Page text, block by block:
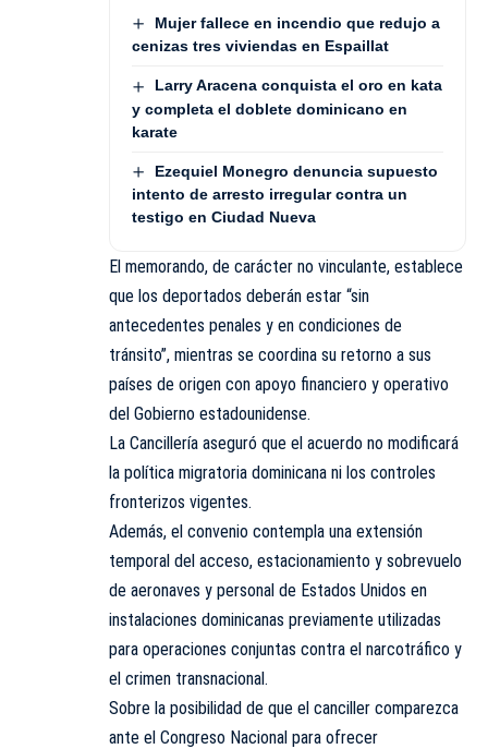
Mujer fallece en incendio que redujo a
cenizas tres viviendas en Espaillat
Larry Aracena conquista el oro en kata
y completa el doblete dominicano en
karate
Ezequiel Monegro denuncia supuesto
intento de arresto irregular contra un
testigo en Ciudad Nueva
El memorando, de carácter no vinculante, establece
que los deportados deberán estar “sin
antecedentes penales y en condiciones de
tránsito”, mientras se coordina su retorno a sus
países de origen con apoyo financiero y operativo
del Gobierno estadounidense.
La Cancillería aseguró que el acuerdo no modificará
la política migratoria dominicana ni los controles
fronterizos vigentes.
Además, el convenio contempla una extensión
temporal del acceso, estacionamiento y sobrevuelo
de aeronaves y personal de Estados Unidos en
instalaciones dominicanas previamente utilizadas
para operaciones conjuntas contra el narcotráfico y
el crimen transnacional.
Sobre la posibilidad de que el canciller comparezca
ante el Congreso Nacional para ofrecer